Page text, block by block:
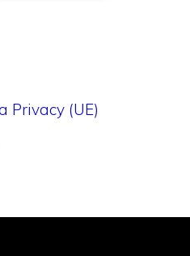
Privacy (UE)